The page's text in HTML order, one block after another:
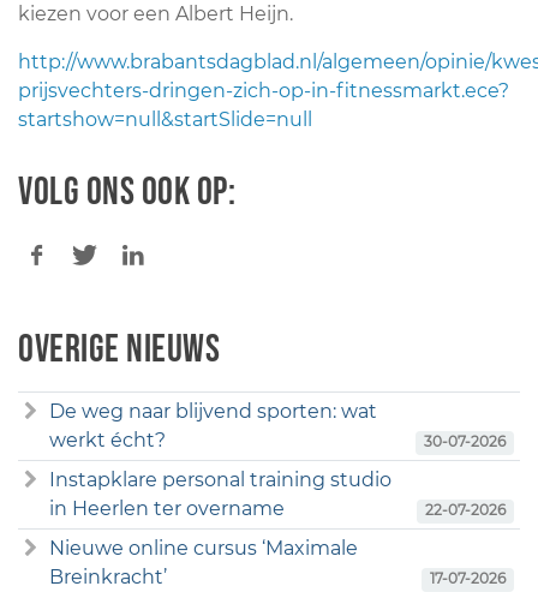
kiezen voor een Albert Heijn.
http://www.brabantsdagblad.nl/algemeen/opinie/
prijsvechters-dringen-zich-op-in-fitnessmarkt.ece?
startshow=null&startSlide=null
Volg ons ook op:
Overige nieuws
De weg naar blijvend sporten: wat
werkt écht?
30-07-2026
Instapklare personal training studio
in Heerlen ter overname
22-07-2026
Nieuwe online cursus ‘Maximale
Breinkracht’
17-07-2026